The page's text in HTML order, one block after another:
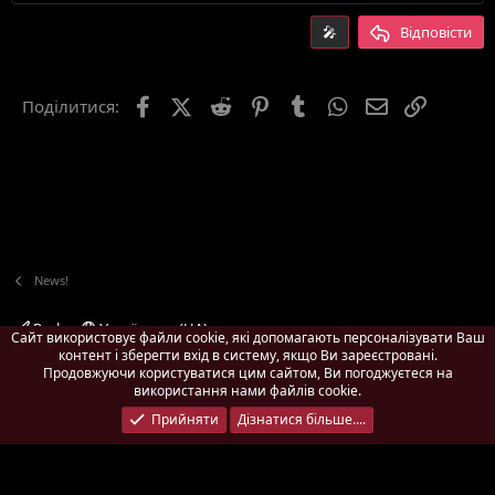
26
Trebuchet MS
🎤 Відповісти
Поділитися: FacebookX (Twitter)
Reddit PinterestTumblrWhatsApp
E-mail
News!
Pach
Українська (UA)
Зворотній зв'язок
Умови і правила
Політика конфіденційності
Дoпoмoга
Головна
R
S
S
Запитів до БД 9 Час виконання
Сайт використовує файли cookie, які допомагають персоналізувати Ваш
контент і зберегти вхід в систему, якщо Ви зареєстровані.
Продовжуючи користуватися цим сайтом, Ви погоджуєтеся на
використання нами файлів cookie.
Прийняти
Дізнатися більше....